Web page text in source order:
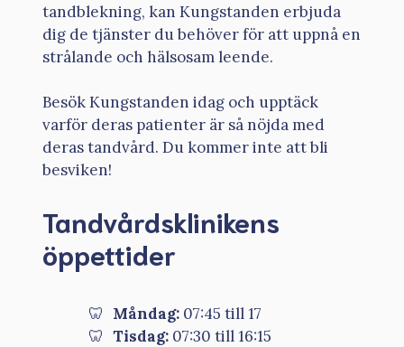
tandblekning, kan Kungstanden erbjuda
dig de tjänster du behöver för att uppnå en
strålande och hälsosam leende.
Besök Kungstanden idag och upptäck
varför deras patienter är så nöjda med
deras tandvård. Du kommer inte att bli
besviken!
Tandvårdsklinikens
öppettider
Måndag: 07:45 till 17
Tisdag: 07:30 till 16:15